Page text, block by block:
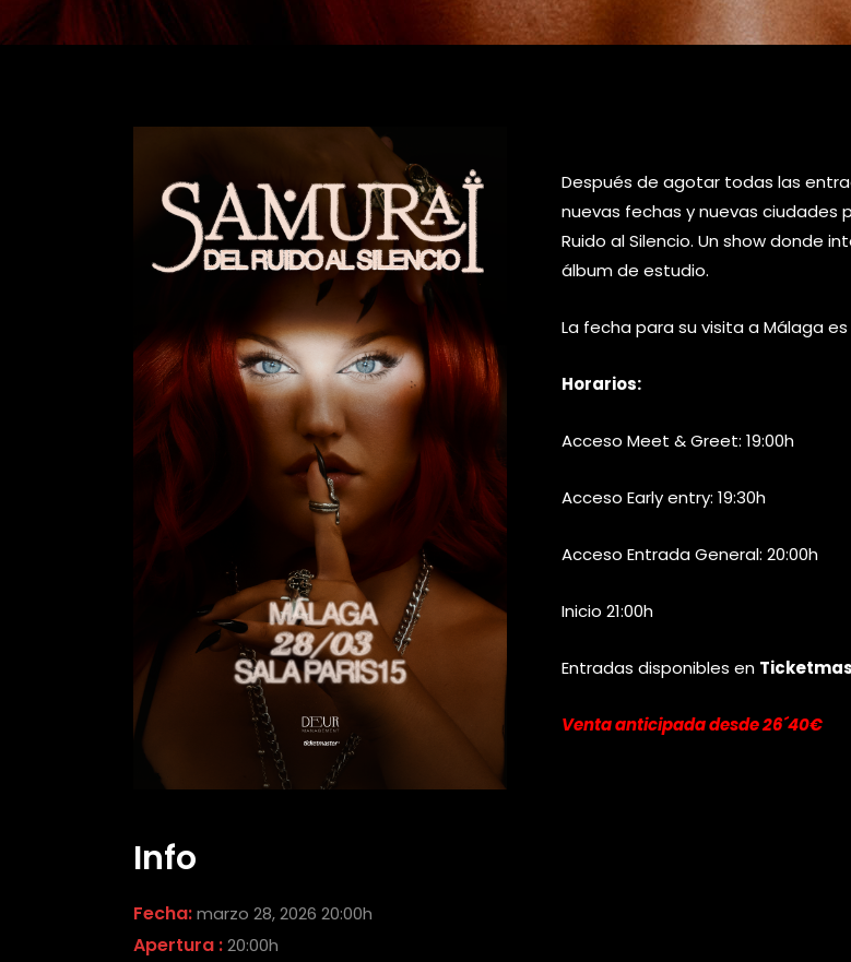
Info
Fecha:marzo 28, 2026 20:00h
Apertura :20:00h
Después de agotar todas las
nuevas fechas y nuevas ciudades
Ruido al Silencio. Un show donde
álbum de estudio.
La fecha para su visita a Málaga es
Horarios:
Acceso Meet & Greet: 19:00h
Acceso Early entry: 19:30h
Acceso Entrada General: 20:00h
Inicio 21:00h
Entradas disponibles en
Venta anticipada desde 26´40€